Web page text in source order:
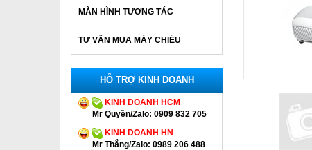
MÀN HÌNH TƯƠNG TÁC
TƯ VẤN MUA MÁY CHIẾU
HỖ TRỢ KINH DOANH
KINH DOANH HCM
Mr Quyền/Zalo: 0909 832 705
KINH DOANH HN
Mr Thắng/Zalo: 0989 206 488